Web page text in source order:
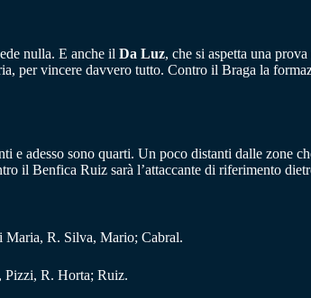
nulla. E anche il Da Luz, che si aspetta una
per vincere davvero tutto. Contro il Braga la
e adesso sono quarti. Un poco distanti dalle zone
il Benfica Ruiz sarà l’attaccante di riferimento
R. Silva, Mario; Cabral.
Pizzi, R. Horta; Ruiz.